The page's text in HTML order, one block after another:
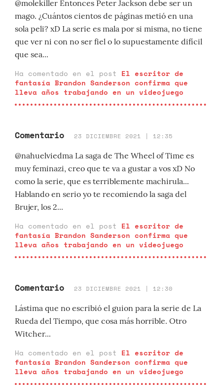
@molekiller Entonces Peter Jackson debe ser un
mago. ¿Cuántos cientos de páginas metió en una
sola peli? xD La serie es mala por si misma, no tiene
que ver ni con no ser fiel o lo supuestamente difícil
que sea...
Ha comentado en el post El escritor de
fantasía Brandon Sanderson confirma que
lleva años trabajando en un videojuego
Comentario 23 DICIEMBRE 2021 | 12:35
@nahuelviedma La saga de The Wheel of Time es
muy feminazi, creo que te va a gustar a vos xD No
como la serie, que es terriblemente machirula...
Hablando en serio yo te recomiendo la saga del
Brujer, los 2...
Ha comentado en el post El escritor de
fantasía Brandon Sanderson confirma que
lleva años trabajando en un videojuego
Comentario 23 DICIEMBRE 2021 | 12:30
Lástima que no escribió el guion para la serie de La
Rueda del Tiempo, que cosa más horrible. Otro
Witcher...
Ha comentado en el post El escritor de
fantasía Brandon Sanderson confirma que
lleva años trabajando en un videojuego